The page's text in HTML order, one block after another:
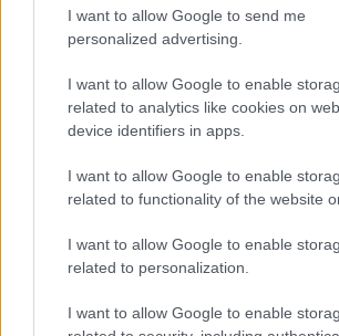
I want to allow Google to send me
personalized advertising.
I want to allow Google to enable
related to analytics like cookies on
device identifiers in apps.
I want to allow Google to enable
related to functionality of the website
I want to allow Google to enable
related to personalization.
I want to allow Google to enable
Temné stránky chalúp:
10 najčastejších
vás môžu nepríjemne
prekvapiť
Žena,
vôňa
1654
deň!
DOM